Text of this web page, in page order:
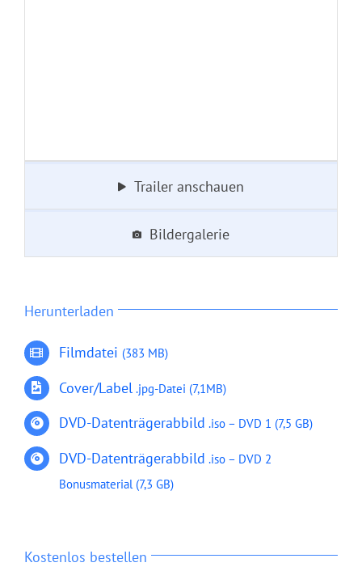
Trailer anschauen
Bildergalerie
Herunterladen
Filmdatei (383 MB)
Cover/Label .jpg-Datei (7,1MB)
DVD-Datenträgerabbild .iso – DVD 1 (7,5 GB)
DVD-Datenträgerabbild .iso – DVD 2
Bonusmaterial (7,3 GB)
Kostenlos bestellen